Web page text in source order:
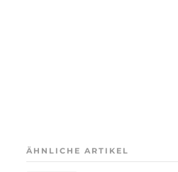
ÄHNLICHE ARTIKEL